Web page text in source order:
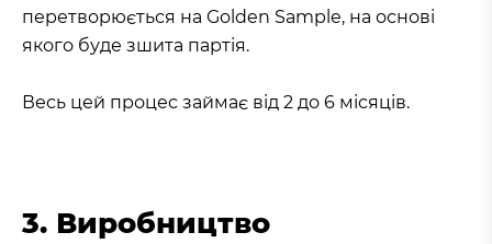
перетворюється на Golden Sample, на основі
якого буде зшита партія.
Весь цей процес займає від 2 до 6 місяців.
3. Виробництво